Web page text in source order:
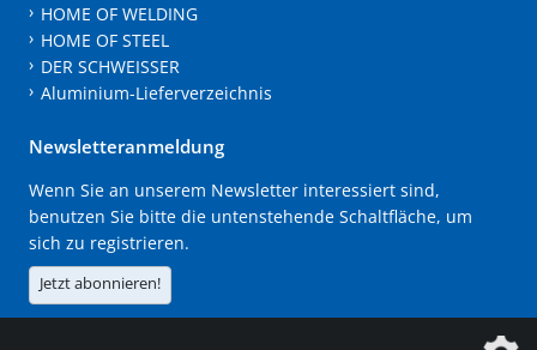
HOME OF WELDING
HOME OF STEEL
DER SCHWEISSER
Aluminium-Lieferverzeichnis
Newsletteranmeldung
Wenn Sie an unserem Newsletter interessiert sind,
benutzen Sie bitte die untenstehende Schaltfläche, um
sich zu registrieren.
Jetzt abonnieren!